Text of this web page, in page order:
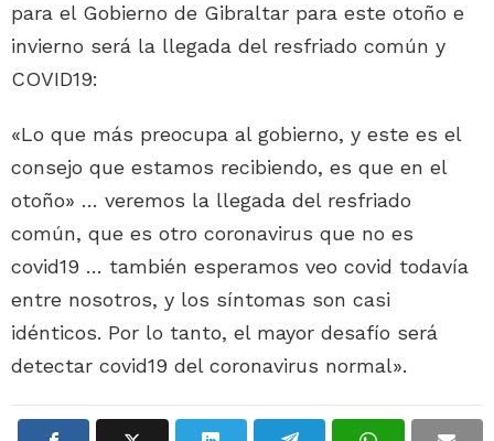
para el Gobierno de Gibraltar para este otoño e
invierno será la llegada del resfriado común y
COVID19:
«Lo que más preocupa al gobierno, y este es el
consejo que estamos recibiendo, es que en el
otoño» … veremos la llegada del resfriado
común, que es otro coronavirus que no es
covid19 … también esperamos veo covid todavía
entre nosotros, y los síntomas son casi
idénticos. Por lo tanto, el mayor desafío será
detectar covid19 del coronavirus normal».